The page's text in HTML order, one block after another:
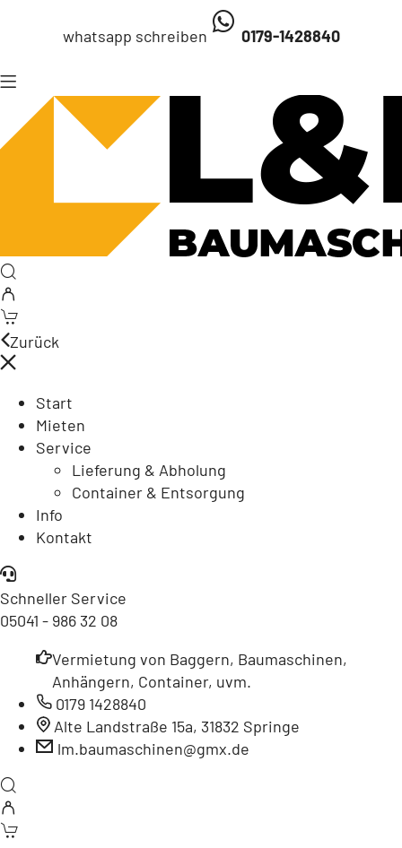
whatsapp schreiben 0179-1428840
Zurück
Start
Mieten
Service
Lieferung & Abholung
Container & Entsorgung
Info
Kontakt
Schneller Service
05041 - 986 32 08
Vermietung von Baggern, Baumaschinen,
Anhängern, Container, uvm.
0179 1428840
Alte Landstraße 15a, 31832 Springe
lm.baumaschinen@gmx.de